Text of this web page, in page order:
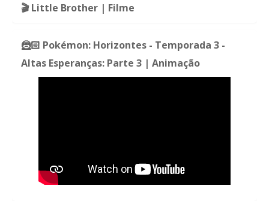
🎬 Little Brother | Filme
🦹🏻 Pokémon: Horizontes - Temporada 3 -
Altas Esperanças: Parte 3 | Animação